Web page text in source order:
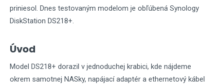
priniesol. Dnes testovaným modelom je obľúbená Synology
DiskStation DS218+.
Úvod
Model DS218+ dorazil v jednoduchej krabici, kde nájdeme
okrem samotnej NASky, napájací adaptér a ethernetový kábel